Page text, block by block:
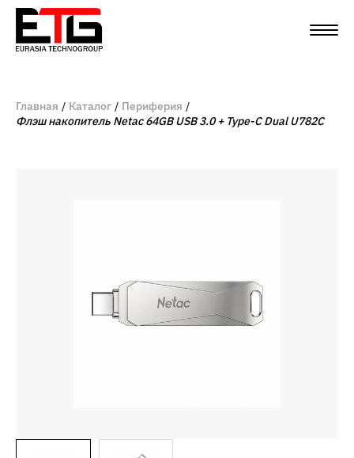
Главная Каталог
Периферия
Флэш накопитель Netac 64GB USB 3.0 + Type-C Dual U782C